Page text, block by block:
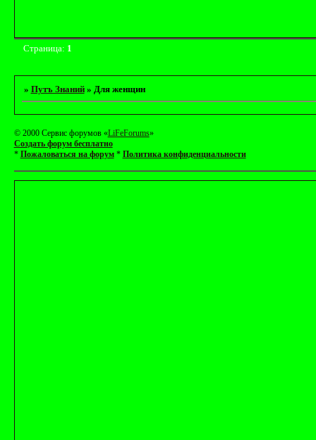
Страница: 1
» Путъ Знаний » Для женщин
© 2000 Сервис форумов «LiFeForums»
Создать форум бесплатно
* Пожаловаться на форум* Политика конфиденциальности